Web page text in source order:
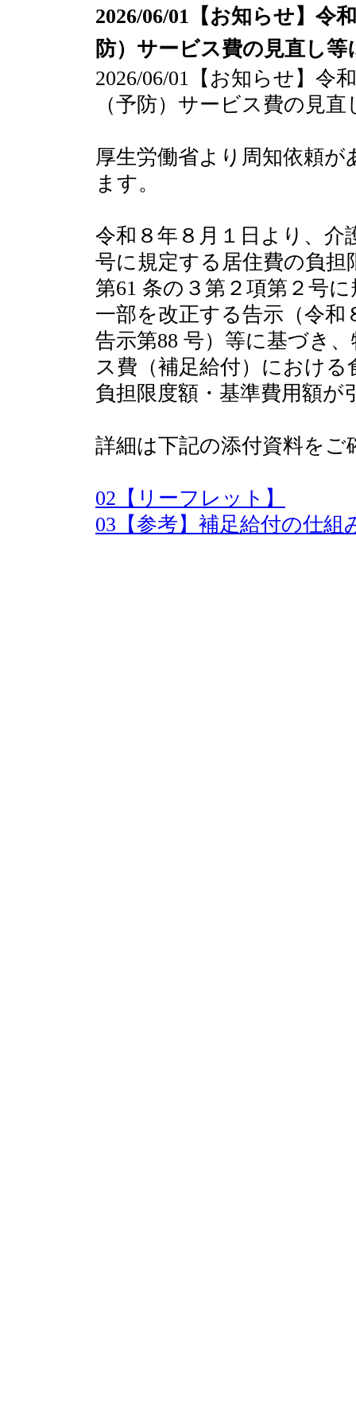
2026/06/01【お知らせ】令
防）サービス費の見直し等
2026/06/01【お知らせ】令
（予防）サービス費の見
厚生労働省より周知依頼
ます。
令和８年８月１日より、介
号に規定する居住費の負担
第61 条の３第２項第２号
一部を改正する告示（令和
告示第88 号）等に基づき
ス費（補足給付）における
負担限度額・基準費用額が
詳細は下記の添付資料をご
02【リーフレット】
03【参考】補足給付の仕組